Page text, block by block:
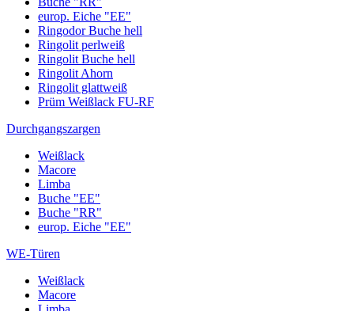
europ. Eiche "EE"
Ringodor Buche hell
Ringolit perlweiß
Ringolit Buche hell
Ringolit Ahorn
Ringolit glattweiß
Prüm Weißlack FU-RF
Durchgangszargen
Weißlack
Macore
Limba
Buche "EE"
Buche "RR"
europ. Eiche "EE"
WE-Türen
Weißlack
Macore